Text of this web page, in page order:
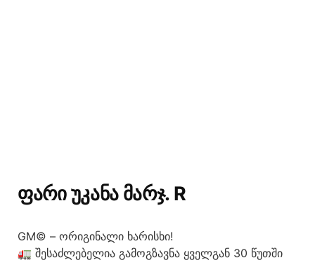
ᲤᲐᲠᲘ ᲣᲙᲐᲜᲐ ᲛᲐᲠᲯ. R
GM© – ორიგინალი ხარისხი!
🚛 შესაძლებელია გამოგზავნა ყველგან 30 წუთში